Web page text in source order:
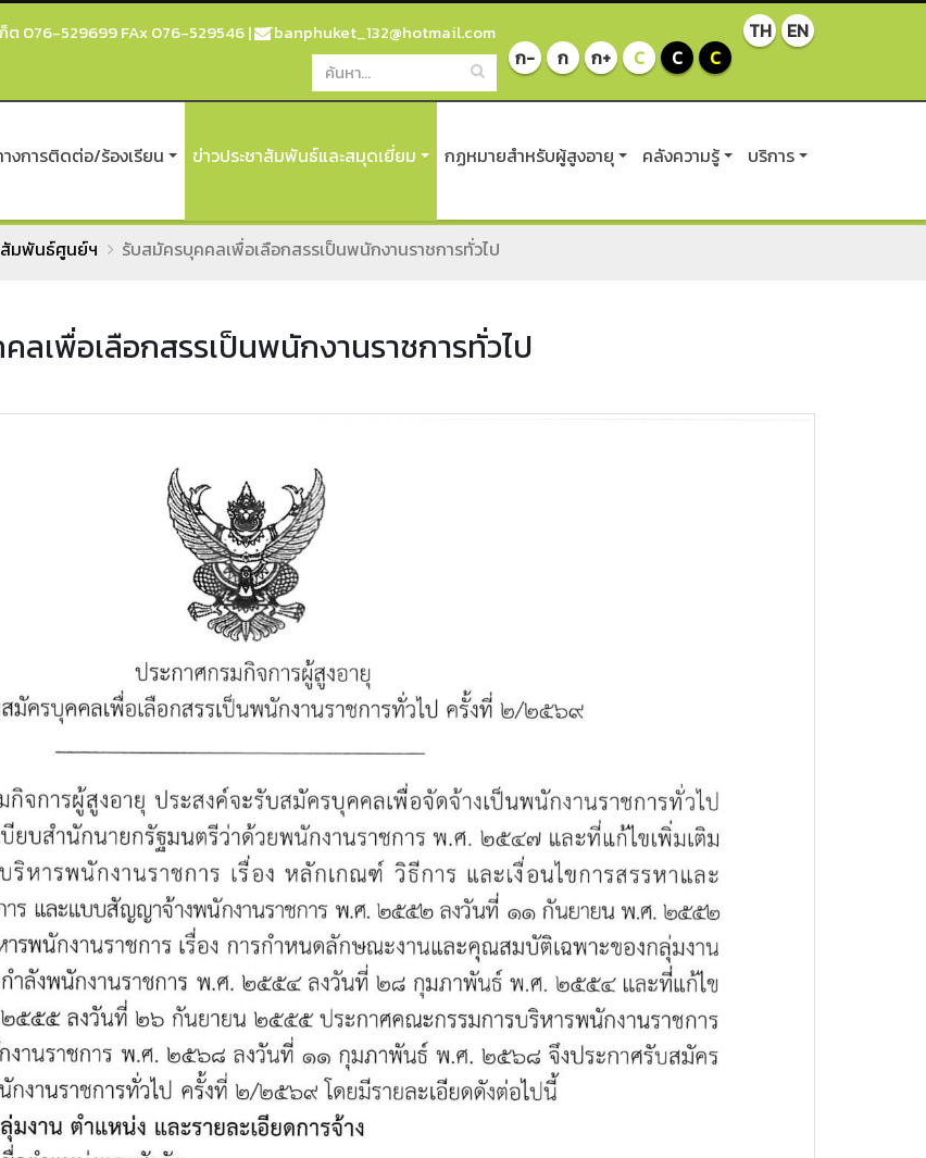
076-529699 FAx 076-529546| ิbanphuket_132@hotmail.com TH
EN
ก-
ก ก+ C C C
งการติดต่อ/ร้องเรียน ข่าวประชาสัมพันธ์และสมุดเยี่ยม กฏหมายสำหรับผู้สูงอายุ คลังความรู้ บริการ
สัมพันธ์ศูนย์ฯ รับสมัครบุคคลเพื่อเลือกสรรเป็นพนักงานราชการทั่วไป
ลเพื่อเลือกสรรเป็นพนักงานราชการทั่วไป